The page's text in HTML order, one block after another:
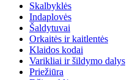
Skalbyklės
Indaplovės
Šaldytuvai
Orkaitės ir kaitlentės
Klaidos kodai
Varikliai ir šildymo dalys
Priežiūra